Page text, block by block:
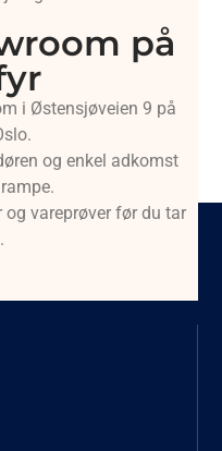
på
i Østensjøveien 9 på
og enkel adkomst
vareprøver før du tar